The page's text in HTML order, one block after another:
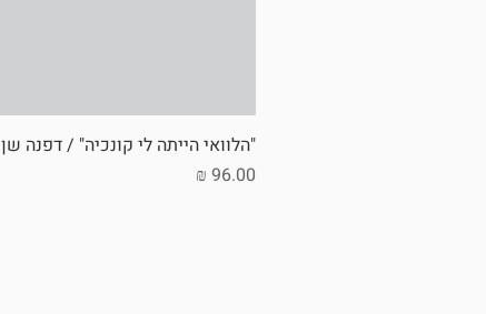
"הלוואי הייתה לי קונכיה" / דפנה שן
מחיר